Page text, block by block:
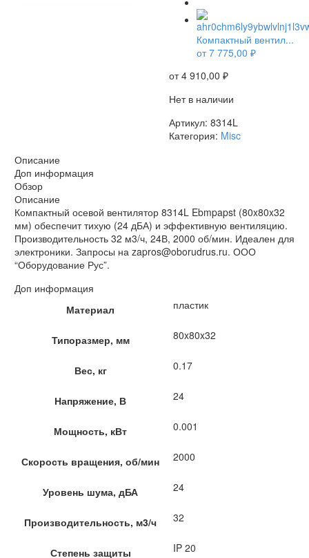
Компактный вентил...
от7 775,00 ₽
от4 910,00 ₽
Нет в наличии
Артикул: 8314L
Категория: Misc
Описание
Доп информация
Обзор
Описание
Компактный осевой вентилятор 8314L Ebmpapst (80x80x32
мм) обеспечит тихую (24 дБА) и эффективную вентиляцию.
Производительность 32 м3/ч, 24В, 2000 об/мин. Идеален для
электроники. Запросы на zapros@oborudrus.ru. ООО
“Оборудование Рус”.
Доп информация
Материал
пластик
Типоразмер, мм 80x80x32
Вес, кг 0.17
Напряжение, В 24
Мощность, кВт 0.001
Скорость вращения, об/мин 2000
Уровень шума, дБА 24
Производительность, м3/ч 32
Степень защиты IP 20